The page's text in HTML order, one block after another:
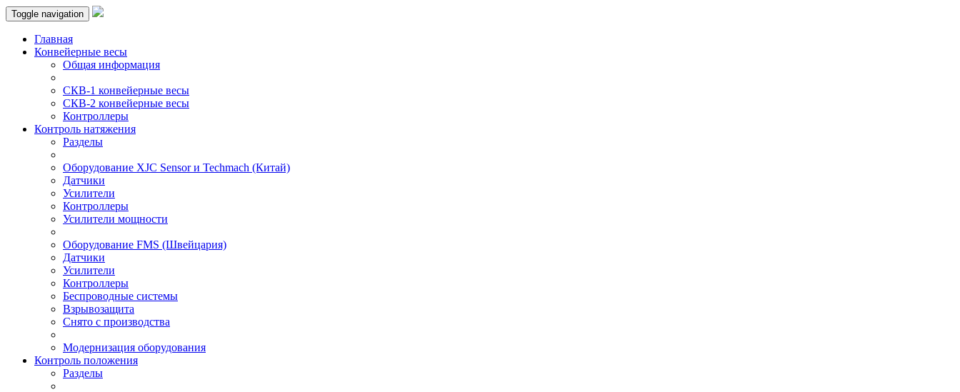
Toggle navigation
Главная
Конвейерные весы
Общая информация
СКВ-1 конвейерные весы
СКВ-2 конвейерные весы
Контроллеры
Контроль натяжения
Разделы
Оборудование XJC Sensor и Techmach (Китай)
Датчики
Усилители
Контроллеры
Усилители мощности
Оборудование FMS (Швейцария)
Датчики
Усилители
Контроллеры
Беспроводные системы
Взрывозащита
Снято с производства
Модернизация оборудования
Контроль положения
Разделы